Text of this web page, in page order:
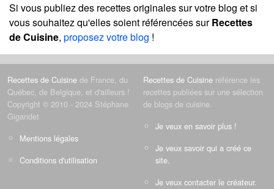
Si vous publiez des recettes originales sur votre blog et si
vous souhaitez qu'elles soient référencées surRecettes
de Cuisine, proposez votre blog !
Recettes de Cuisine de France, du
Québec, de Belgique, et d'ailleurs !
Copyright © 2010 - 2024 Stéphane
Gigandet
Mentions légales
Conditions d'utilisation
Recettes de Cuisine référence les
recettes publiées sur une sélection
de blogs de cuisine.
Je veux en savoir plus !
Je veux savoir qui a créé ce
site.
Je veux contacter le créateur.